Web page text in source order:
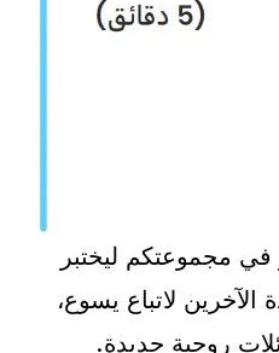
مجموعتكم ليختبر
الآخرين لاتباع يسوع،
روحية جديدة.